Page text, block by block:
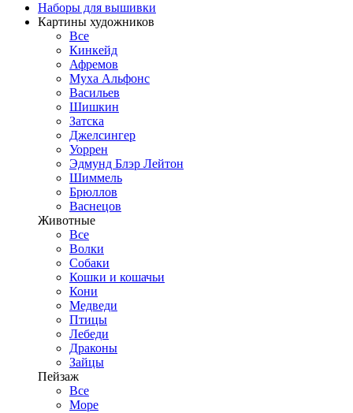
Наборы для вышивки
Картины художников
Все
Кинкейд
Афремов
Муха Альфонс
Васильев
Шишкин
Затска
Джелсингер
Уоррен
Эдмунд Блэр Лейтон
Шиммель
Брюллов
Васнецов
Животные
Все
Волки
Собаки
Кошки и кошачьи
Кони
Медведи
Птицы
Лебеди
Драконы
Зайцы
Пейзаж
Все
Море